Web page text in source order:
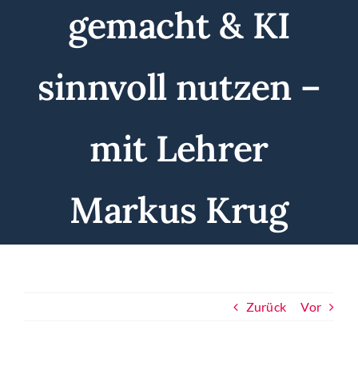
gemacht & KI
sinnvoll nutzen –
mit Lehrer
Markus Krug
Zurück Vor